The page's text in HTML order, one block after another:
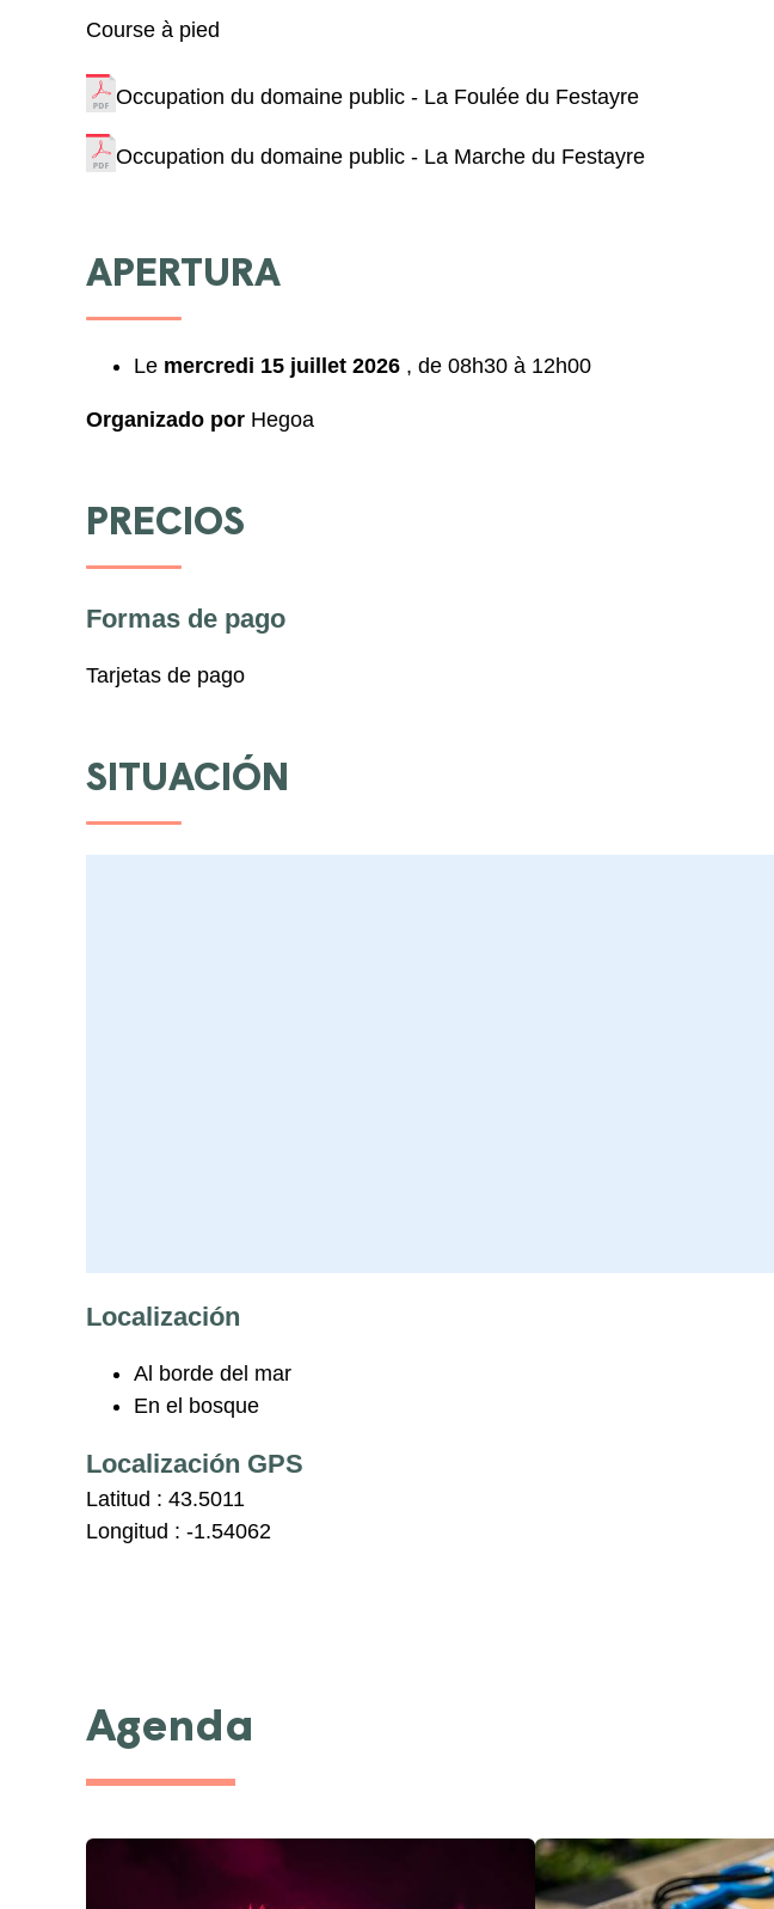
Course à pied
Occupation du domaine public - La Foulée du Festayre
Occupation du domaine public - La Marche du Festayre
APERTURA
Le mercredi 15 juillet 2026 , de 08h30 à 12h00
Organizado por Hegoa
PRECIOS
Formas de pago
Tarjetas de pago
SITUACIÓN
Localización
Al borde del mar
En el bosque
Localización GPS
Latitud : 43.5011
Longitud : -1.54062
Agenda